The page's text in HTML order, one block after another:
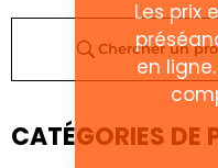
Chercher un
CATÉGORIES DE